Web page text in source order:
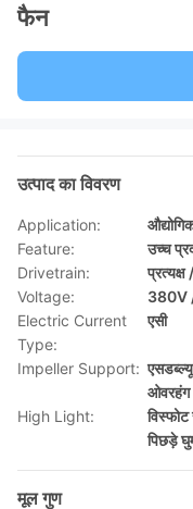
फैन
उत्पाद का विवरण
Application:
Feature:
उच्च
Drivetrain:
प्रत्यक्ष
Voltage:
380V
Electric Current
Type:
एसी
Impeller Support:
ओवरहंग
High Light:
पिछड़े
मूल गुण